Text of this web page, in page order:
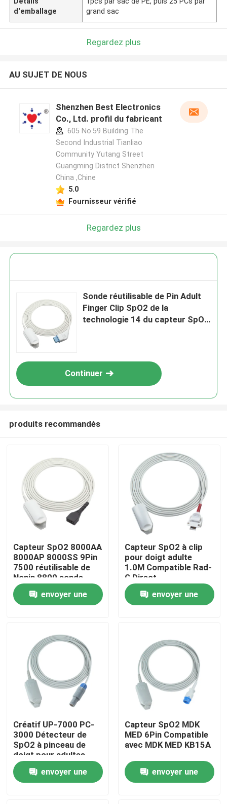
Maison
Produits
Au sujet de nous
Visite d'usine
Contrôle de qualité
Contactez-nous
Nouvelles
Cas
Demandez une citation
d'emballage
grand sac
Regardez plus
AU SUJET DE NOUS
Shenzhen Best Electronics
Co., Ltd. profil du fabricant
605 No.59 Building The
Second Industrial Tianliao
Community Yutang Street
Guangming District Shenzhen
China ,Chine
5.0
Fournisseur vérifié
Regardez plus
Sonde réutilisable de Pin Adult
Finger Clip SpO2 de la
technologie 14 du capteur SpO2
Continuer
produits recommandés
Capteur SpO2 8000AA
8000AP 8000SS 9Pin
7500 réutilisable de
Nonin 8800 sonde
adulte de l'agrafe
SpO2 de doigt de
Xpod 3012
envoyer une
Capteur SpO2 à clip
pour doigt adulte
1.0M Compatible Rad-
G Direct
envoyer une
Créatif UP-7000 PC-
3000 Détecteur de
SpO2 à pinceau de
doigt pour adultes
9Pin 3,0M SpO2
envoyer une
Capteur SpO2 MDK
MED 6Pin Compatible
avec MDK MED KB15A
envoyer une